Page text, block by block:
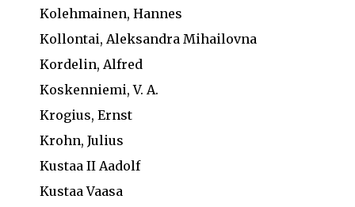
Kolehmainen, Hannes
Kollontai, Aleksandra Mihailovna
Kordelin, Alfred
Koskenniemi, V. A.
Krogius, Ernst
Krohn, Julius
Kustaa II Aadolf
Kustaa Vaasa